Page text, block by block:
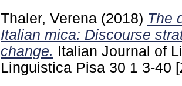
Thaler, Verena (2018) The
Italian mica: Discourse
change. Italian Journal of
Linguistica Pisa 30 1 3-40